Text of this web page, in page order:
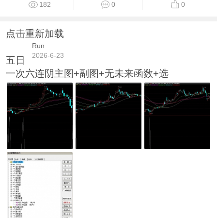
182 0 0
点击重新加载
Run
2026-6-23
五日
一次六连阴主图+副图+无未来函数+选